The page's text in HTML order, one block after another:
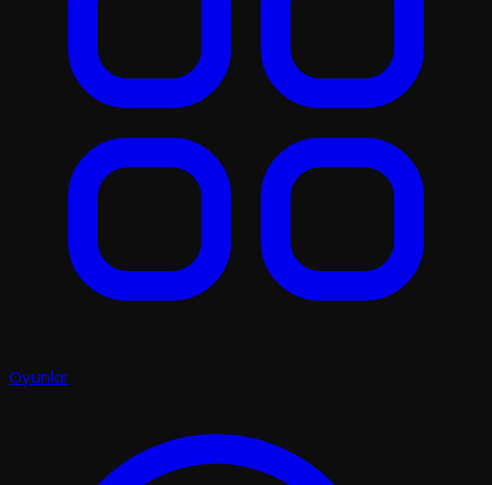
Oyunlar